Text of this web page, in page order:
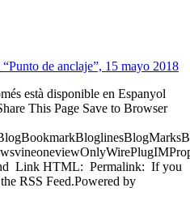
de anclaje”, 15 mayo 2018
està disponible en Espanyol
This Page Save to Browser
Link HTML: Permalink: If you
RSS Feed.Powered by